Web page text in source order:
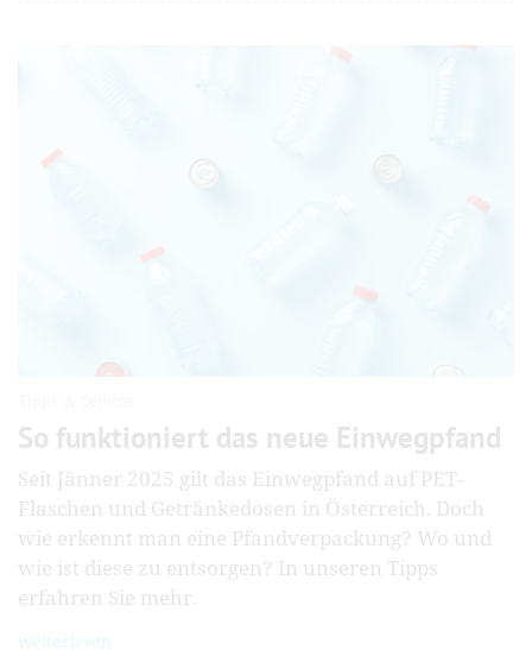
So funktioniert das neue Einwegpfand
Seit Jänner 2025 gilt das Einwegpfand auf PET-
Flaschen und Getränkedosen in Österreich. Doch
wie erkennt man eine Pfandverpackung? Wo und
wie ist diese zu entsorgen? In unseren Tipps
erfahren Sie mehr.
weiterlesen